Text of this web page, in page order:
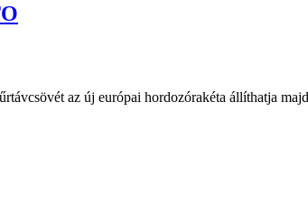
az új európai hordozórakéta állíthatja